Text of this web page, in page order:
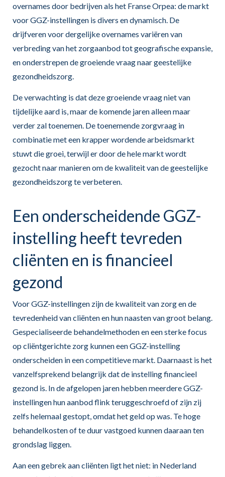
overnames door bedrijven als het Franse Orpea: de markt
voor GGZ-instellingen is divers en dynamisch. De
drijfveren voor dergelijke overnames variëren van
verbreding van het zorgaanbod tot geografische expansie,
en onderstrepen de groeiende vraag naar geestelijke
gezondheidszorg.
De verwachting is dat deze groeiende vraag niet van
tijdelijke aard is, maar de komende jaren alleen maar
verder zal toenemen. De toenemende zorgvraag in
combinatie met een krapper wordende arbeidsmarkt
stuwt die groei, terwijl er door de hele markt wordt
gezocht naar manieren om de kwaliteit van de geestelijke
gezondheidszorg te verbeteren.
Een onderscheidende GGZ-
instelling heeft tevreden
cliënten en is financieel
gezond
Voor GGZ-instellingen zijn de kwaliteit van zorg en de
tevredenheid van cliënten en hun naasten van groot belang.
Gespecialiseerde behandelmethoden en een sterke focus
op cliëntgerichte zorg kunnen een GGZ-instelling
onderscheiden in een competitieve markt. Daarnaast is het
vanzelfsprekend belangrijk dat de instelling financieel
gezond is. In de afgelopen jaren hebben meerdere GGZ-
instellingen hun aanbod flink teruggeschroefd of zijn zij
zelfs helemaal gestopt, omdat het geld op was. Te hoge
behandelkosten of te duur vastgoed kunnen daaraan ten
grondslag liggen.
Aan een gebrek aan cliënten ligt het niet: in Nederland